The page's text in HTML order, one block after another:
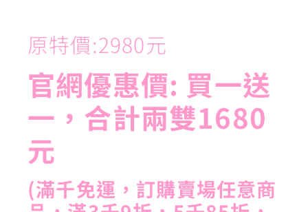
原特價:2980元
官網優惠價: 買一送
一，合計兩雙1680
元
(滿千免運，訂購賣場任意商